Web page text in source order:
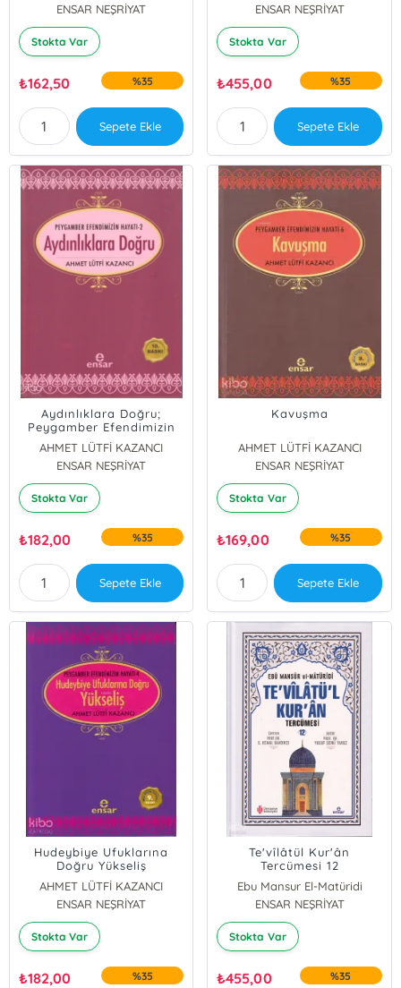
ENSAR NEŞRİYAT
Stokta Var
₺162,50 %35
Sepete Ekle
ENSAR NEŞRİYAT
Stokta Var
₺455,00 %35
Sepete Ekle
Aydınlıklara Doğru;
Peygamber Efendimizin
Hayatı-2
AHMET LÜTFİ KAZANCI
ENSAR NEŞRİYAT
Stokta Var
₺182,00 %35
Sepete Ekle
Kavuşma
AHMET LÜTFİ KAZANCI
ENSAR NEŞRİYAT
Stokta Var
₺169,00 %35
Sepete Ekle
Hudeybiye Ufuklarına
Doğru Yükseliş
AHMET LÜTFİ KAZANCI
ENSAR NEŞRİYAT
Stokta Var
₺182,00 %35
Te'vîlâtül Kur'ân
Tercümesi 12
Ebu Mansur El-Matüridi
ENSAR NEŞRİYAT
Stokta Var
₺455,00 %35